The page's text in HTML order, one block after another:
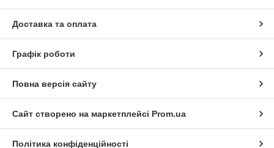
Доставка та оплата
Графік роботи
Повна версія сайту
Сайт створено на маркетплейсі Prom.ua
Політика конфіденційності